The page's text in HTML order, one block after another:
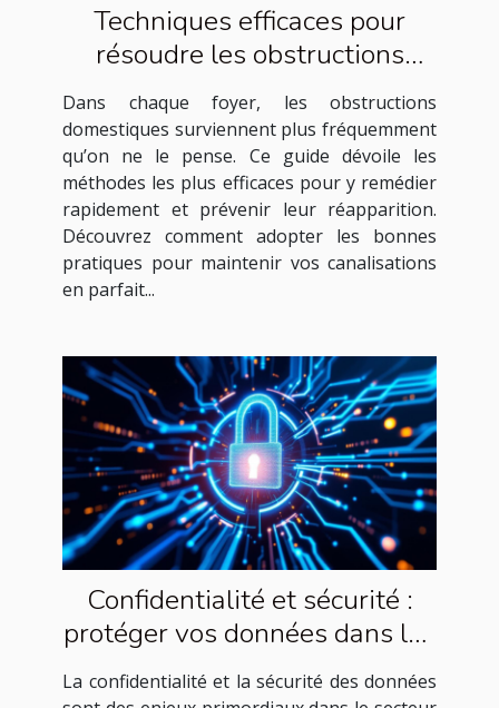
Techniques efficaces pour
résoudre les obstructions
domestiques courantes
Dans chaque foyer, les obstructions
domestiques surviennent plus fréquemment
qu’on ne le pense. Ce guide dévoile les
méthodes les plus efficaces pour y remédier
rapidement et prévenir leur réapparition.
Découvrez comment adopter les bonnes
pratiques pour maintenir vos canalisations
en parfait...
Confidentialité et sécurité :
protéger vos données dans les
études de marché
La confidentialité et la sécurité des données